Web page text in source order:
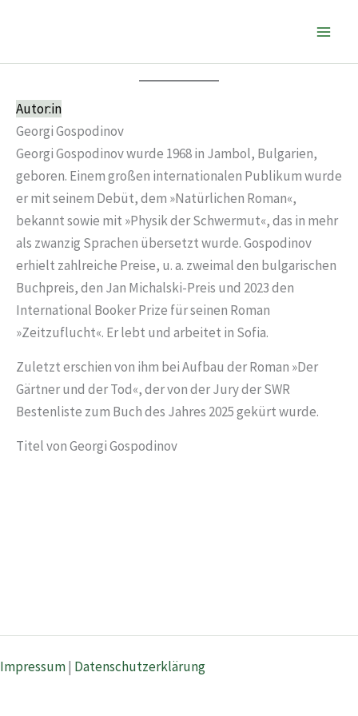
Autor:in
Georgi Gospodinov
Georgi Gospodinov wurde 1968 in Jambol, Bulgarien,
geboren. Einem großen internationalen Publikum wurde
er mit seinem Debüt, dem »Natürlichen Roman«,
bekannt sowie mit »Physik der Schwermut«, das in mehr
als zwanzig Sprachen übersetzt wurde. Gospodinov
erhielt zahlreiche Preise, u. a. zweimal den bulgarischen
Buchpreis, den Jan Michalski-Preis und 2023 den
International Booker Prize für seinen Roman
»Zeitzuflucht«. Er lebt und arbeitet in Sofia.
Zuletzt erschien von ihm bei Aufbau der Roman »Der
Gärtner und der Tod«, der von der Jury der SWR
Bestenliste zum Buch des Jahres 2025 gekürt wurde.
Titel von Georgi Gospodinov
Impressum| Datenschutzerklärung